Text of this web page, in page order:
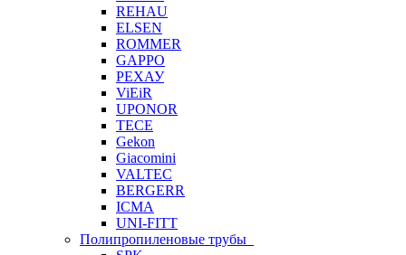
REHAU
ELSEN
ROMMER
GAPPO
РЕХАУ
ViEiR
UPONOR
TECE
Gekon
Giacomini
VALTEC
BERGERR
ICMA
UNI-FITT
Полипропиленовые трубы